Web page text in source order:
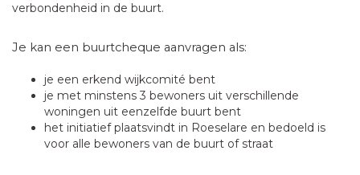
verbondenheid in de buurt.
Je kan een buurtcheque aanvragen als:
je een erkend wijkcomité bent
je met minstens 3 bewoners uit verschillende
woningen uit eenzelfde buurt bent
het initiatief plaatsvindt in Roeselare en bedoeld is
voor alle bewoners van de buurt of straat